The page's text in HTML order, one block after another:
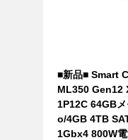
■新品■ Smart
ML350 Gen12
1P12C 64GB
o/4GB 4TB
1Gbx4 800W